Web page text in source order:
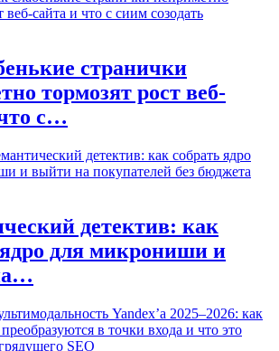
странички
тормозят рост веб-
с…
детектив: как
ядро для микрониши и